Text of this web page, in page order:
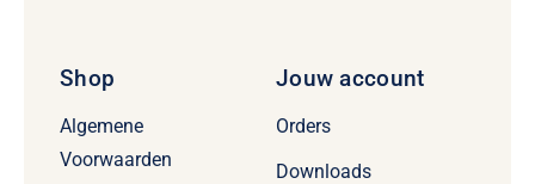
Shop
Algemene
Voorwaarden
Jouw account
Orders
Downloads